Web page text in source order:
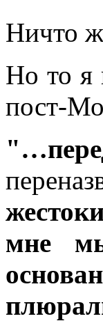
Ничто ж
Но то я
пост-
мне